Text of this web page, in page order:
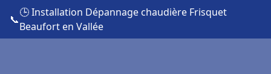
📞
🕒 Installation Dépannage chaudière Frisquet
Beaufort en Vallée